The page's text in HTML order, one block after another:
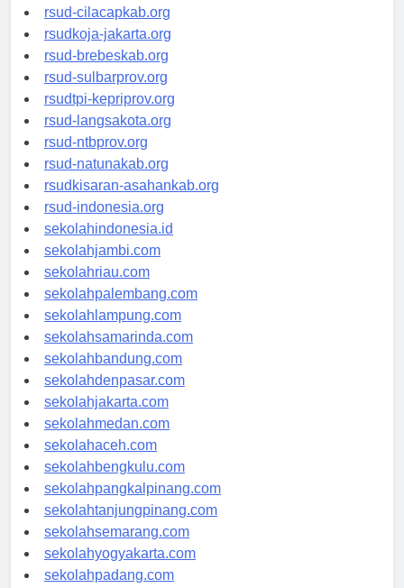
rsud-cilacapkab.org
rsudkoja-jakarta.org
rsud-brebeskab.org
rsud-sulbarprov.org
rsudtpi-kepriprov.org
rsud-langsakota.org
rsud-ntbprov.org
rsud-natunakab.org
rsudkisaran-asahankab.org
rsud-indonesia.org
sekolahindonesia.id
sekolahjambi.com
sekolahriau.com
sekolahpalembang.com
sekolahlampung.com
sekolahsamarinda.com
sekolahbandung.com
sekolahdenpasar.com
sekolahjakarta.com
sekolahmedan.com
sekolahaceh.com
sekolahbengkulu.com
sekolahpangkalpinang.com
sekolahtanjungpinang.com
sekolahsemarang.com
sekolahyogyakarta.com
sekolahpadang.com